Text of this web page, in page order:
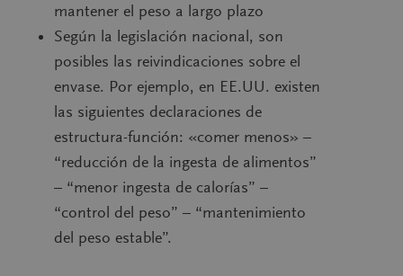
mantener el peso a largo plazo
Según la legislación nacional, son
posibles las reivindicaciones sobre el
envase. Por ejemplo, en EE.UU. existen
las siguientes declaraciones de
estructura-función: «comer menos» –
“reducción de la ingesta de alimentos”
– “menor ingesta de calorías” –
“control del peso” – “mantenimiento
del peso estable”.